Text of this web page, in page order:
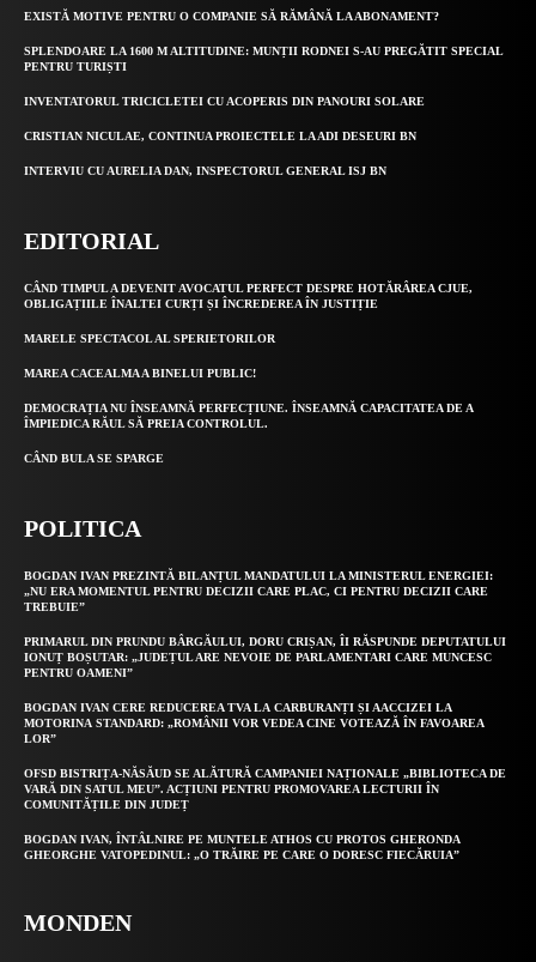
EXISTĂ MOTIVE PENTRU O COMPANIE SĂ RĂMÂNĂ LA ABONAMENT?
SPLENDOARE LA 1600 M ALTITUDINE: MUNȚII RODNEI S-AU PREGĂTIT SPECIAL
PENTRU TURIȘTI
INVENTATORUL TRICICLETEI CU ACOPERIS DIN PANOURI SOLARE
CRISTIAN NICULAE, CONTINUA PROIECTELE LA ADI DESEURI BN
INTERVIU CU AURELIA DAN, INSPECTORUL GENERAL ISJ BN
EDITORIAL
CÂND TIMPUL A DEVENIT AVOCATUL PERFECT DESPRE HOTĂRÂREA CJUE,
OBLIGAȚIILE ÎNALTEI CURȚI ȘI ÎNCREDEREA ÎN JUSTIȚIE
MARELE SPECTACOL AL SPERIETORILOR
MAREA CACEALMA A BINELUI PUBLIC!
DEMOCRAȚIA NU ÎNSEAMNĂ PERFECȚIUNE. ÎNSEAMNĂ CAPACITATEA DE A
ÎMPIEDICA RĂUL SĂ PREIA CONTROLUL.
CÂND BULA SE SPARGE
POLITICA
BOGDAN IVAN PREZINTĂ BILANȚUL MANDATULUI LA MINISTERUL ENERGIEI:
„NU ERA MOMENTUL PENTRU DECIZII CARE PLAC, CI PENTRU DECIZII CARE
TREBUIE”
PRIMARUL DIN PRUNDU BÂRGĂULUI, DORU CRIȘAN, ÎI RĂSPUNDE DEPUTATULUI
IONUȚ BOȘUTAR: „JUDEȚUL ARE NEVOIE DE PARLAMENTARI CARE MUNCESC
PENTRU OAMENI”
BOGDAN IVAN CERE REDUCEREA TVA LA CARBURANȚI ȘI AACCIZEI LA
MOTORINA STANDARD: „ROMÂNII VOR VEDEA CINE VOTEAZĂ ÎN FAVOAREA
LOR”
OFSD BISTRIȚA-NĂSĂUD SE ALĂTURĂ CAMPANIEI NAȚIONALE „BIBLIOTECA DE
VARĂ DIN SATUL MEU”. ACȚIUNI PENTRU PROMOVAREA LECTURII ÎN
COMUNITĂȚILE DIN JUDEȚ
BOGDAN IVAN, ÎNTÂLNIRE PE MUNTELE ATHOS CU PROTOS GHERONDA
GHEORGHE VATOPEDINUL: „O TRĂIRE PE CARE O DORESC FIECĂRUIA”
MONDEN